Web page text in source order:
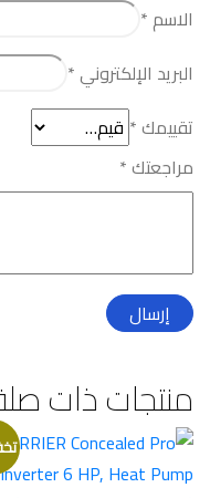
الاسم *
البريد الإلكتروني*
تقييمك*
مراجعتك*
منتجات ذات